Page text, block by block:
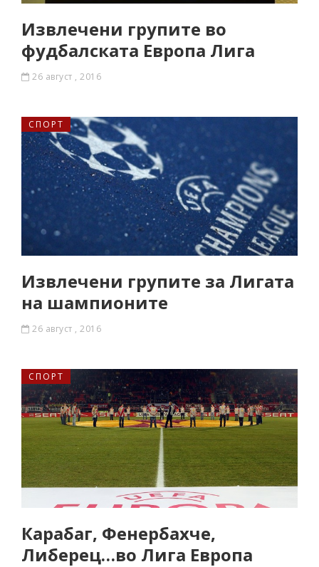
Извлечени групите во
фудбалската Европа Лига
26 август , 2016
СПОРТ
Извлечени групите за Лигата
на шампионите
26 август , 2016
СПОРТ
Карабаг, Фенербахче,
Либерец…во Лига Европа